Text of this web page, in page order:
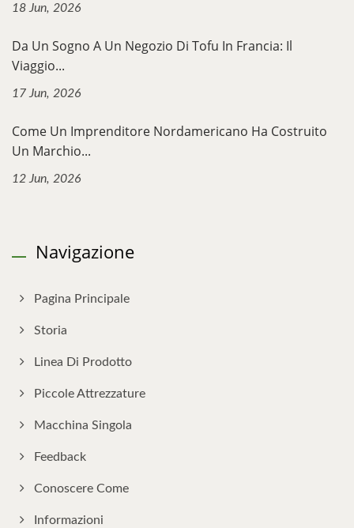
18 Jun, 2026
Da Un Sogno A Un Negozio Di Tofu In Francia: Il
Viaggio...
17 Jun, 2026
Come Un Imprenditore Nordamericano Ha Costruito
Un Marchio...
12 Jun, 2026
Navigazione
Pagina Principale
Storia
Linea Di Prodotto
Piccole Attrezzature
Macchina Singola
Feedback
Conoscere Come
Informazioni